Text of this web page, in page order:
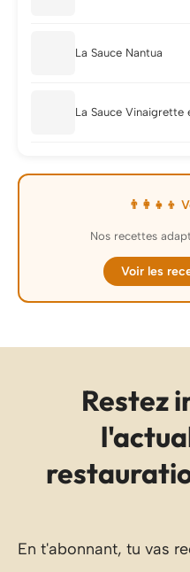
La Sauce Nantua
La Sauce Vinaigrette
👨‍👩‍👧‍👦
Nos recettes
Voir les
Restez
En t'abonnant, tu vas